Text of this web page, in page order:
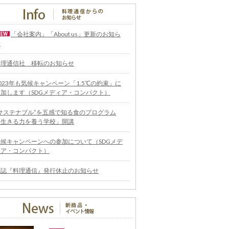
「会社案内」「About us」更新のお知ら
通信社 移転のお知らせ
年も気候キャンペーン「1.5℃の約束」に
します（SDGメディア・コンパクト）
ステナブル”を五感で知る食のプログラム
きる力を養う学校」開講
キャンペーンへの参加について（SDGメデ
・コンパクト）
『料理通信』発行休止のお知らせ